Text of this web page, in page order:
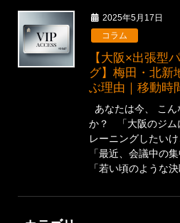
2025年5月17日
コラム
【大阪×出張型パーソナルトレーニン
グ】梅田・北新
ぶ理由｜移動時
あなたは今、 こ
か？ 「大阪のジム
レーニングしたい
「最近、会議中の
「若い頃のような